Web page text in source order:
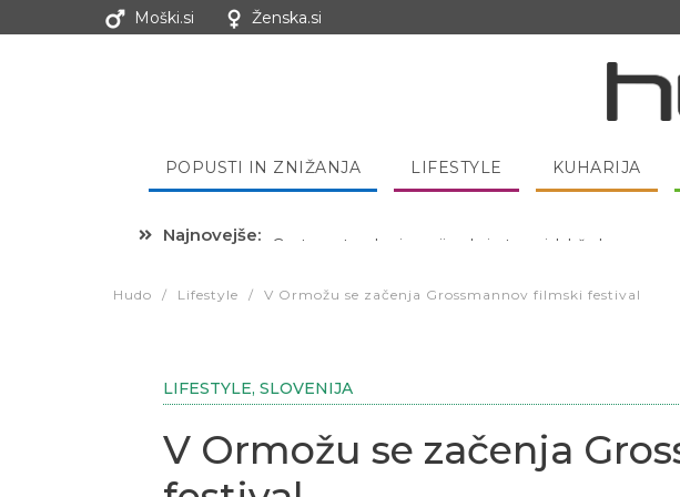
Moški.si Ženska.si
POPUSTI IN ZNIŽANJA LIFESTYLE KUHARIJA
Najnovejše: Hibernacijska dieta: Zakaj je pred spanjem dobro
Hudo / Lifestyle / V Ormožu se začenja Grossmannov filmski festival
LIFESTYLE, SLOVENIJA
V Ormožu se začenja